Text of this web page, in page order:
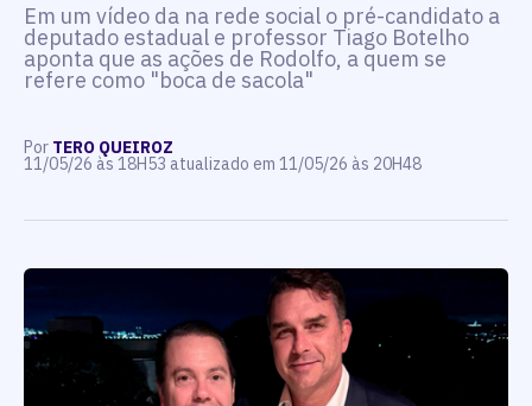
Em um vídeo da na rede social o pré-candidato a
deputado estadual e professor Tiago Botelho
aponta que as ações de Rodolfo, a quem se
refere como "boca de sacola"
Por TERO QUEIROZ
11/05/26 às 18H53 atualizado em 11/05/26 às 20H48